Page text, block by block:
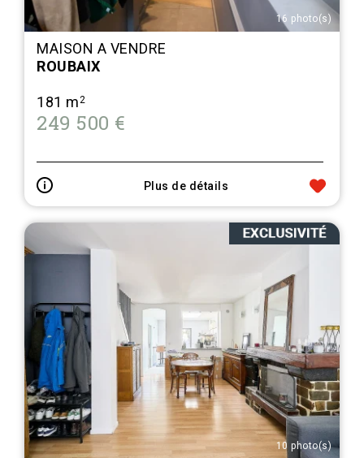
16 photo(s)
MAISON A VENDRE
ROUBAIX
181 m2
249 500 €
Plus de détails
10 photo(s)